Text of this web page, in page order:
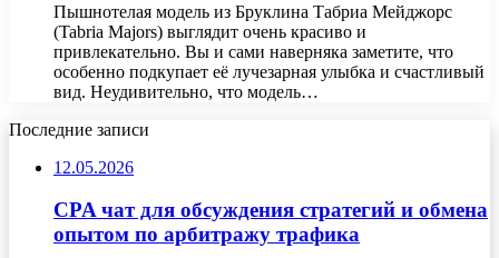
Пышнотелая модель из Бруклина Табриа Мейджорс
(Tabria Majors) выглядит очень красиво и
привлекательно. Вы и сами наверняка заметите, что
особенно подкупает её лучезарная улыбка и счастливый
вид. Неудивительно, что модель…
Последние записи
12.05.2026
CPA чат для обсуждения стратегий и обмена
опытом по арбитражу трафика